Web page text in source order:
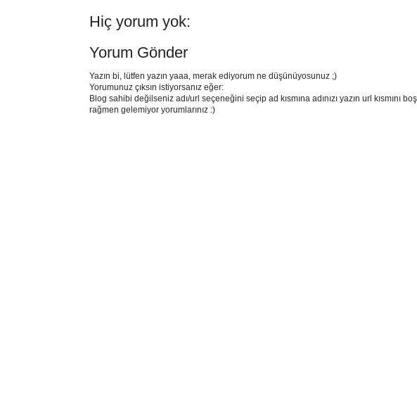
Hiç yorum yok:
Yorum Gönder
Yazın bi, lütfen yazın yaaa, merak ediyorum ne düşünüyosunuz ;)
Yorumunuz çıksın istiyorsanız eğer:
Blog sahibi değilseniz adı/url seçeneğini seçip ad kısmına adınızı yazın url kısmını
rağmen gelemiyor yorumlarınız :)